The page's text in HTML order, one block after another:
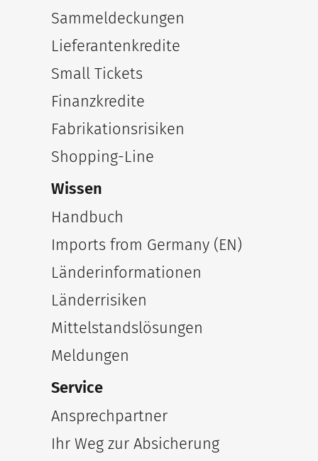
Sammeldeckungen
Lieferantenkredite
Small Tickets
Finanzkredite
Fabrikationsrisiken
Shopping-Line
Wissen
Handbuch
Imports from Germany (EN)
Länderinformationen
Länderrisiken
Mittelstandslösungen
Meldungen
Service
Ansprechpartner
Ihr Weg zur Absicherung